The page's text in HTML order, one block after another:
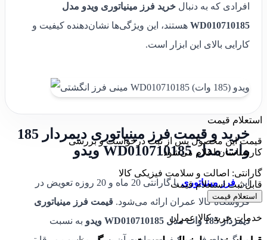
افرادی که به دنبال خرید فرز مینیاتوری ویدو مدل
WD010710185 هستند، این ویژگی‌ها نشان‌دهنده کیفیت و
کارایی بالای این ابزار است.
خرید و قیمت فرز مینیاتوری دیمردار 185
وات مدل WD010710185 ویدو
اینفرز مینیاتوری
با گارانتی 20 ماه و 20 روزه تعویض در
فروشگاه کالا عمران ارائه می‌شود. قیمت فرز مینیاتوری
دیمردار 185 وات مدل WD010710185 ویدو
به نسبت
استعلام قیمت
قیمت این محصول پس از ثبت درخواست و بررسی
کارشناسان اعلام می‌شود.
گارانتی: اصالت و سلامت فیزیکی کالا
قابل ثبت استعلام قیمت
استعلام قیمت
خدمات خرید کالا عمران